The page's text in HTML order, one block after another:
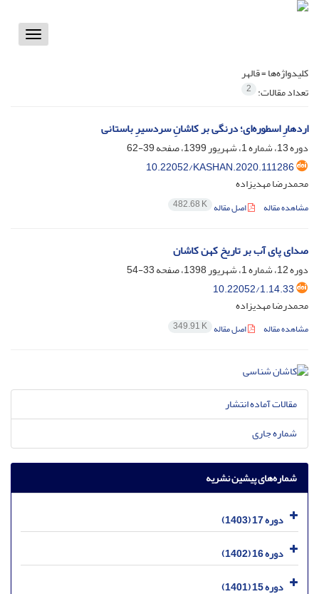
Toggle
کلیدواژه‌ها =قالهر
تعداد مقالات: 2
اردهارِ اسطوره‌ای؛ درنگی بر کاشانِ سردسیرِ باستانی
دوره 13، شماره 1، شهریور 1399، صفحه
39-62
10.22052/KASHAN.2020.111286
محمدرضا مهدیزاده
مشاهده مقاله اصل مقاله 482.68 K
صدای پای آب بر تاریخ کهن کاشان
دوره 12، شماره 1، شهریور 1398، صفحه
33-54
10.22052/1.14.33
محمدرضا مهدیزاده
مشاهده مقاله اصل مقاله 349.91 K
مقالات آماده انتشار
شماره جاری
شماره‌های پیشین نشریه
دوره 17 (1403)
دوره 16 (1402)
دوره 15 (1401)